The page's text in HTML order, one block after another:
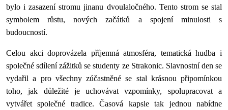
bylo i zasazení stromu jinanu dvoulaločného. Tento strom se stal
symbolem růstu, nových začátků a spojení minulosti s
budoucností.
Celou akci doprovázela příjemná atmosféra, tematická hudba i
společné sdílení zážitků se studenty ze Strakonic. Slavnostní den se
vydařil a pro všechny zúčastněné se stal krásnou připomínkou
toho, jak důležité je uchovávat vzpomínky, spolupracovat a
vytvářet společné tradice. Časová kapsle tak jednou nabídne